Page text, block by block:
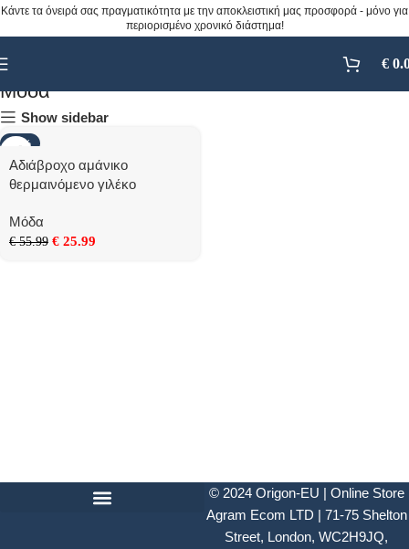
Κάντε τα όνειρά σας πραγματικότητα με την αποκλειστική μας προσφορά - μόνο για
περιορισμένο χρονικό διάστημα!
€
Μόδα
Show sidebar
-54%
Αδιάβροχο αμάνικο
θερμαινόμενο γιλέκο
Μόδα
€55.99 € 25.99
© 2024 Origon-EU | Online Store
Agram Ecom LTD | 71-75 Shelton
Street, London, WC2H9JQ,